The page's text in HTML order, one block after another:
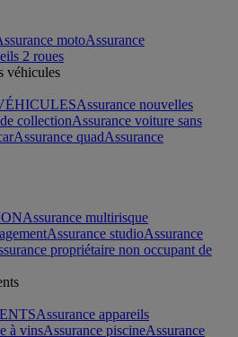
motoAssurance
2 roues
Assurance nouvelles
collectionAssurance voiture sans
Assurance quadAssurance
Assurance multirisque
Assurance studioAssurance
propriétaire non occupant de
Assurance appareils
à vinsAssurance piscineAssurance